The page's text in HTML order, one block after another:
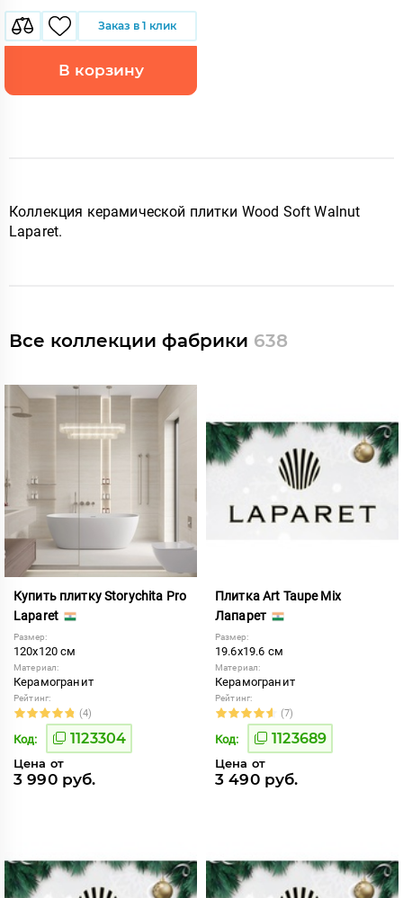
Заказ в 1 клик
В корзину
Коллекция керамической плитки Wood Soft Walnut
Laparet.
Все коллекции фабрики 638
Купить плитку Storychita Pro
Laparet
Размер:
120x120 см
Материал:
Керамогранит
Рейтинг:
(4)
Код: 1123304
Цена от
3 990 руб.
Плитка Art Taupe Mix
Лапарет
Размер:
19.6x19.6 см
Материал:
Керамогранит
Рейтинг:
(7)
Код: 1123689
Цена от
3 490 руб.